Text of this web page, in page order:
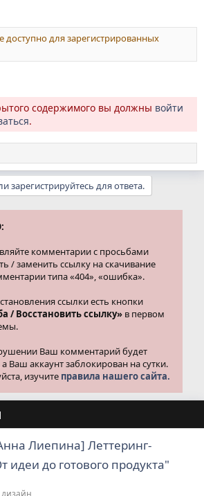
для зарегистрированных
содержимого вы должны войти
.
зарегистрируйтесь для ответа.
комментарии с просьбами
/ заменить ссылку на скачивание
типа «404», «ошибка».
ссылки есть кнопки
/ Восстановить ссылку» в первом
Ваш комментарий будет
Ваш аккаунт заблокирован на сутки.
изучите правила нашего сайта.
Лиепина] Леттеринг-
идеи до готового продукта"